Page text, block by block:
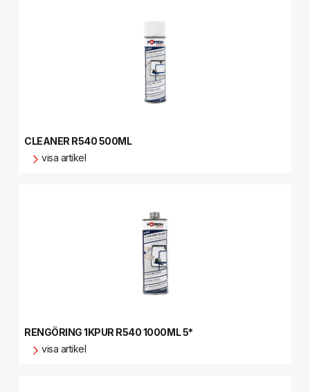
CLEANER R540 500ML
visa artikel
RENGÖRING 1KPUR R540 1000ML 5*
visa artikel